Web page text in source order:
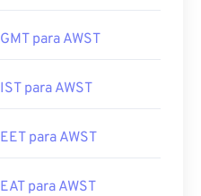
GMT para AWST
IST para AWST
EET para AWST
EAT para AWST